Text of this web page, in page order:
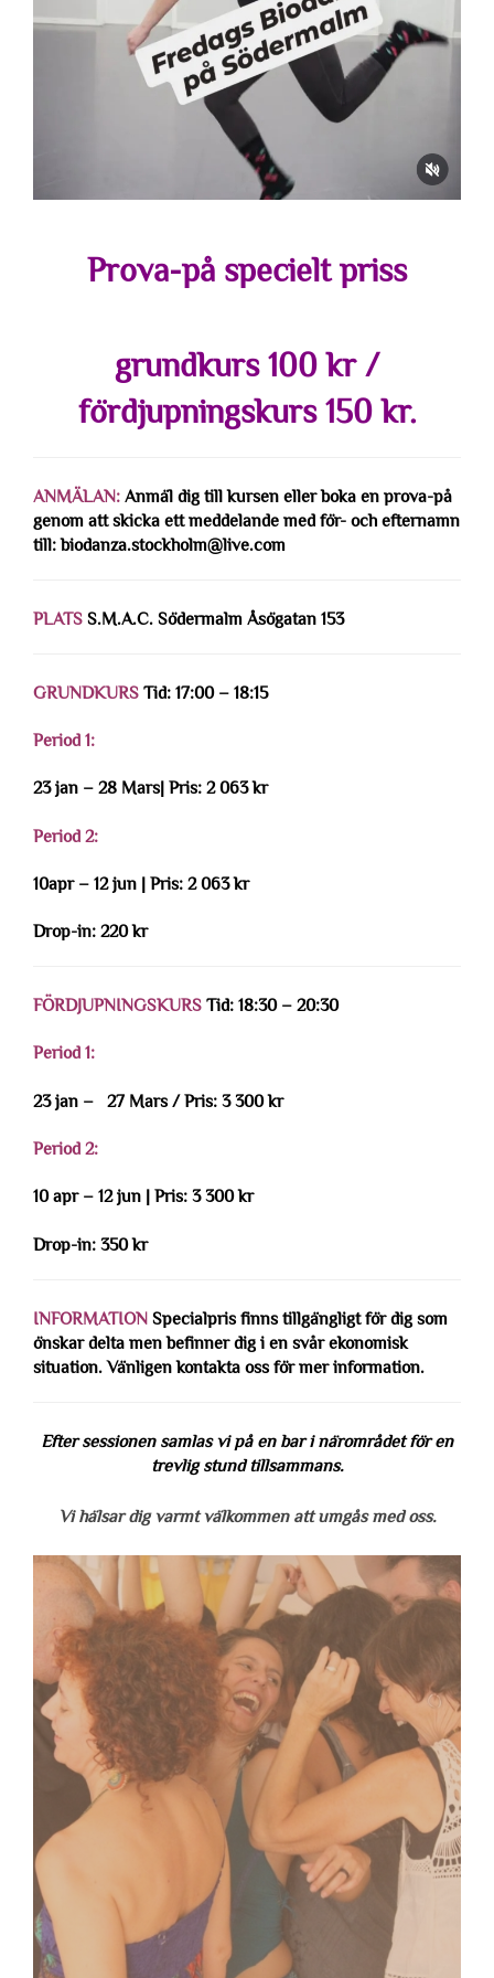
Prova-på specielt priss
grundkurs 100 kr /
fördjupningskurs 150 kr.
ANMÄLAN: Anmäl dig till kursen eller boka en prova-på
genom att skicka ett meddelande med för- och efternamn
till: biodanza.stockholm@live.com
PLATS S.M.A.C. Södermalm Åsögatan 153
GRUNDKURS Tid: 17:00 – 18:15
Period 1:
23 jan – 28 Mars| Pris: 2 063 kr
Period 2:
10apr – 12 jun | Pris: 2 063 kr
Drop-in: 220 kr
FÖRDJUPNINGSKURS Tid: 18:30 – 20:30
Period 1:
23 jan – 27 Mars / Pris: 3 300 kr
Period 2:
10 apr – 12 jun | Pris: 3 300 kr
Drop-in: 350 kr
INFORMATION Specialpris finns tillgängligt för dig som
önskar delta men befinner dig i en svår ekonomisk
situation. Vänligen kontakta oss för mer information.
Efter sessionen samlas vi på en bar i närområdet för en
trevlig stund tillsammans.
Vi hälsar dig varmt välkommen att umgås med oss.